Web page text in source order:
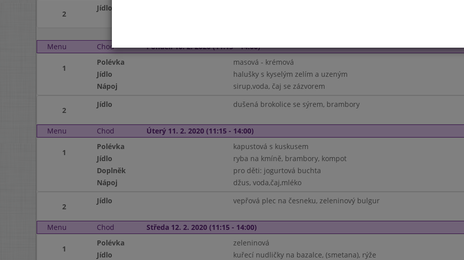
2
Jídlo
Menu
Chod Pondělí 10. 2. 2020 (11:15 - 14:00)
1
Polévka masová - krémová
Jídlo
halušky s kyselým zelím a uzeným
Nápoj
sirup,voda, čaj se zázvorem
2
Jídlo dušená brokolice se sýrem, brambory
Menu Chod Úterý 11. 2. 2020 (11:15 - 14:00)
1
Polévka kapustová s kuskusem
Jídlo
ryba na kmíně, brambory, kompot
Doplněk
pro děti: jogurtová buchta
Nápoj
džus, voda,čaj,mléko
2
Jídlo vepřová plec na česneku, zeleninový bulgur
Menu Chod Středa 12. 2. 2020 (11:15 - 14:00)
1
Polévka zeleninová
Jídlo
kuřecí nudličky na bazalce, (smetana), rýže